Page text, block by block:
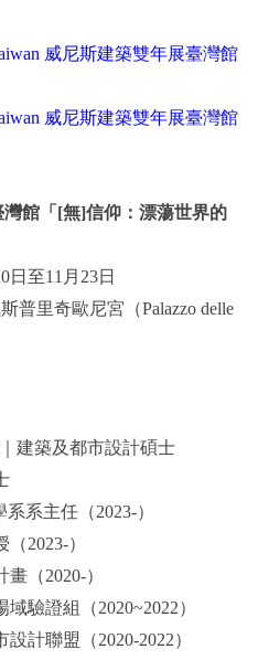
威尼斯建築雙年展臺灣館
威尼斯建築雙年展臺灣館
館「 [無]信仰：漂蕩世界的
日至11月23日
普里奇歐尼宮（Palazzo delle
建築及都市設計碩士
系主任（2023-）
2023-）
（2020-）
驗證組（2020~2022）
計聯盟（2020-2022）